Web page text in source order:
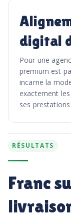
digital
Pour une
premium est
incarne la
exactement
ses
RÉSULTATS
Franc